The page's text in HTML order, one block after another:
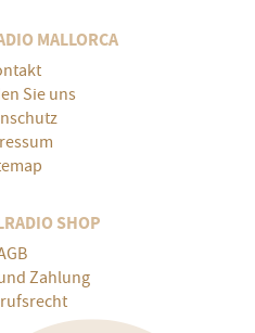
MALLORCA
Sie uns
SHOP
Zahlung